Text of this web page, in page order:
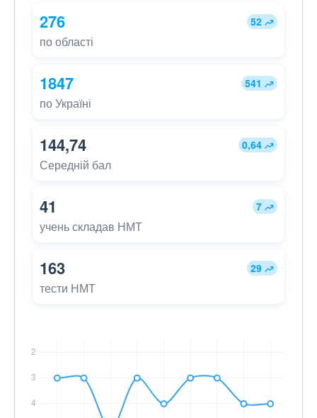
276 52
по області
1847 541
по Україні
144,74 0,64
Середній бал
41 7
учень складав НМТ
163 29
тести НМТ